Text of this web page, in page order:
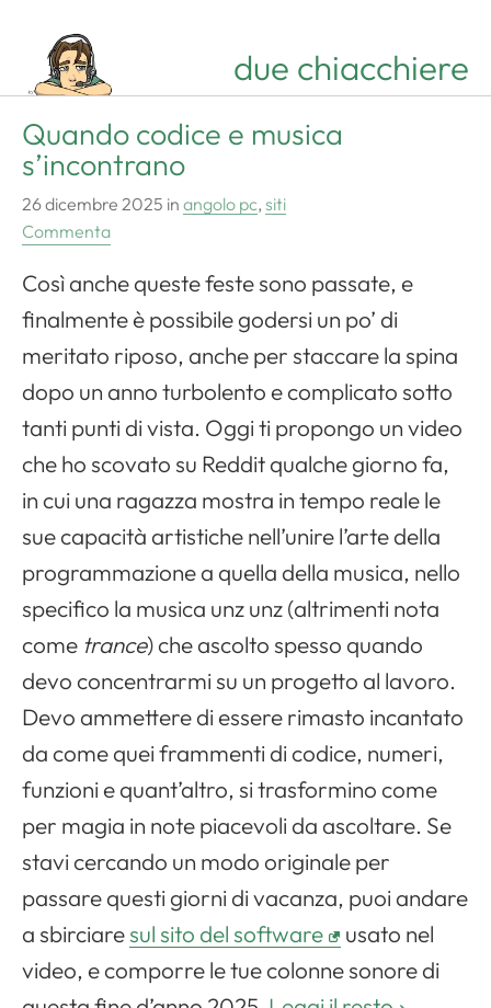
due chiacchiere
Quando codice e musica
s’incontrano
26 dicembre 2025 in angolo pc, siti
Commenta
Così anche queste feste sono passate, e
finalmente è possibile godersi un po’ di
meritato riposo, anche per staccare la spina
dopo un anno turbolento e complicato sotto
tanti punti di vista. Oggi ti propongo un video
che ho scovato su Reddit qualche giorno fa,
in cui una ragazza mostra in tempo reale le
sue capacità artistiche nell’unire l’arte della
programmazione a quella della musica, nello
specifico la musica unz unz (altrimenti nota
come trance) che ascolto spesso quando
devo concentrarmi su un progetto al lavoro.
Devo ammettere di essere rimasto incantato
da come quei frammenti di codice, numeri,
funzioni e quant’altro, si trasformino come
per magia in note piacevoli da ascoltare. Se
stavi cercando un modo originale per
passare questi giorni di vacanza, puoi andare
a sbirciaresul sito del software
usato nel
video, e comporre le tue colonne sonore di